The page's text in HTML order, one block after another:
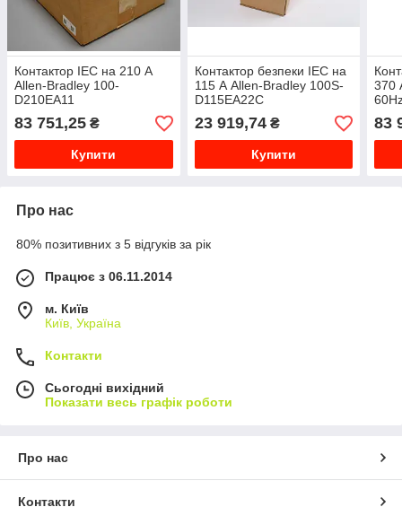
Контактор IEC на 210 А
Allen-Bradley 100-
D210EA11
83 751,25 ₴
Купити
Контактор безпеки IEC на
115 А Allen-Bradley 100S-
D115EA22C
23 919,74₴
Купити
370
83
Про нас
80% позитивних з 5 відгуків за рік
Працює з 06.11.2014
м. Київ
Київ, Україна
Контакти
Сьогодні вихідний
Показати весь графік роботи
Про нас
Контакти